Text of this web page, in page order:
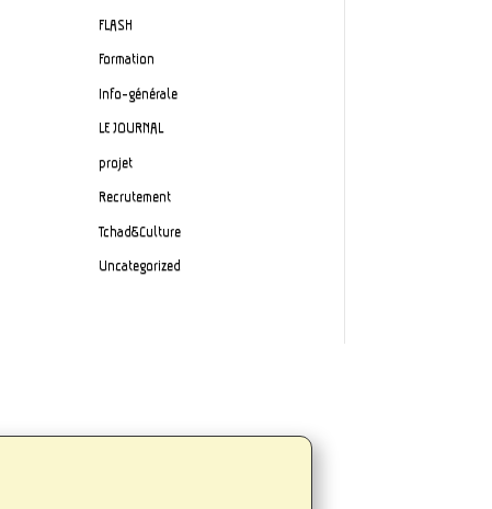
FLASH
Formation
Info-générale
LE JOURNAL
projet
Recrutement
Tchad&Culture
Uncategorized